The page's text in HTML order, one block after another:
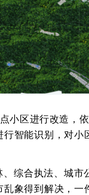
小区进行改造，
智能识别，对
综合执法、城
象得到解决，